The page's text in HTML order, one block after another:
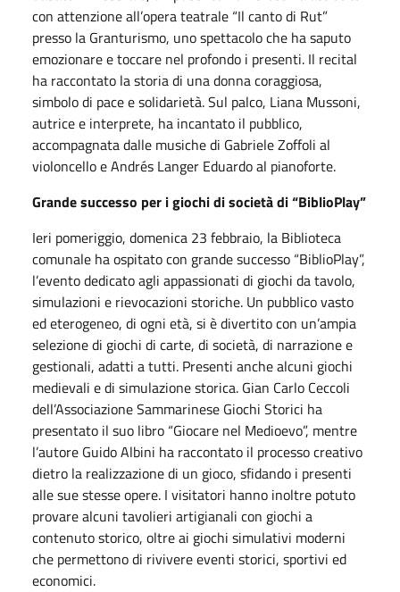
con attenzione all’opera teatrale “Il canto di Rut”
presso la Granturismo, uno spettacolo che ha saputo
emozionare e toccare nel profondo i presenti. Il recital
ha raccontato la storia di una donna coraggiosa,
simbolo di pace e solidarietà. Sul palco, Liana Mussoni,
autrice e interprete, ha incantato il pubblico,
accompagnata dalle musiche di Gabriele Zoffoli al
violoncello e Andrés Langer Eduardo al pianoforte.
Grande successo per i giochi di società di “BiblioPlay”
Ieri pomeriggio, domenica 23 febbraio, la Biblioteca
comunale ha ospitato con grande successo “BiblioPlay”,
l’evento dedicato agli appassionati di giochi da tavolo,
simulazioni e rievocazioni storiche. Un pubblico vasto
ed eterogeneo, di ogni età, si è divertito con un’ampia
selezione di giochi di carte, di società, di narrazione e
gestionali, adatti a tutti. Presenti anche alcuni giochi
medievali e di simulazione storica. Gian Carlo Ceccoli
dell’Associazione Sammarinese Giochi Storici ha
presentato il suo libro “Giocare nel Medioevo”, mentre
l’autore Guido Albini ha raccontato il processo creativo
dietro la realizzazione di un gioco, sfidando i presenti
alle sue stesse opere. I visitatori hanno inoltre potuto
provare alcuni tavolieri artigianali con giochi a
contenuto storico, oltre ai giochi simulativi moderni
che permettono di rivivere eventi storici, sportivi ed
economici.